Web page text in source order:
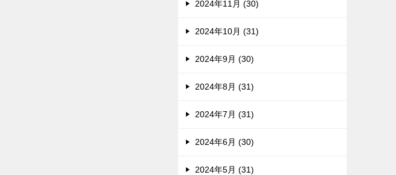
2024年11月 (30)
2024年10月 (31)
2024年9月 (30)
2024年8月 (31)
2024年7月 (31)
2024年6月 (30)
2024年5月 (31)